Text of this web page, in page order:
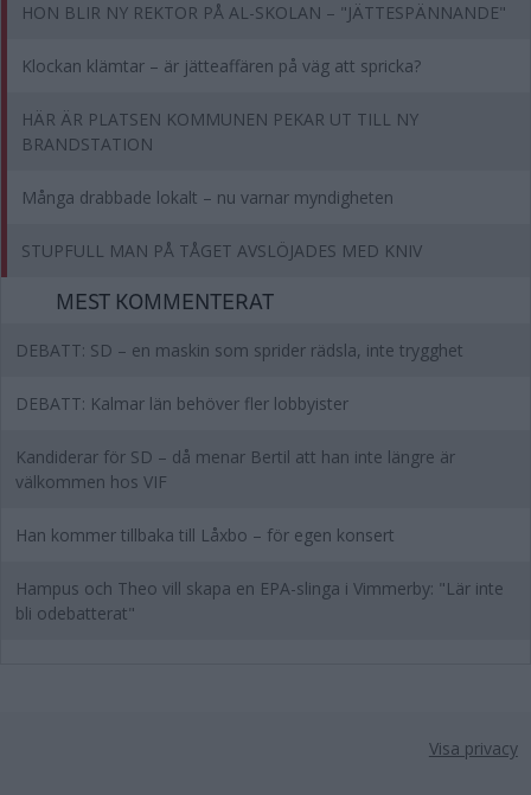
HON BLIR NY REKTOR PÅ AL-SKOLAN – "JÄTTESPÄNNANDE"
Klockan klämtar – är jätteaffären på väg att spricka?
HÄR ÄR PLATSEN KOMMUNEN PEKAR UT TILL NY
BRANDSTATION
Många drabbade lokalt – nu varnar myndigheten
STUPFULL MAN PÅ TÅGET AVSLÖJADES MED KNIV
MEST KOMMENTERAT
DEBATT: SD – en maskin som sprider rädsla, inte trygghet
DEBATT: Kalmar län behöver fler lobbyister
Kandiderar för SD – då menar Bertil att han inte längre är
välkommen hos VIF
Han kommer tillbaka till Låxbo – för egen konsert
Hampus och Theo vill skapa en EPA-slinga i Vimmerby: "Lär inte
bli odebatterat"
Visa privacy